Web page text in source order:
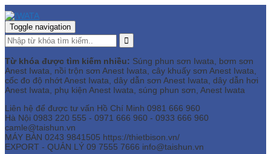
Toggle navigation
Từ khóa được tìm kiếm nhiều: Súng phun sơn Iwata, bơm sơn
Anest Iwata, nồi trộn sơn Anest Iwata, cây khuấy sơn Anest Iwata,
cốc đo độ nhớt Anest Iwata, dây dẫn sơn Anest Iwata, dây dẫn hơi
Anest Iwata, phụ kiện Anest Iwata, súng phun sơn, Anest Iwata
Liên hệ để được tư vấn Hồ Chí Minh 0981 666 960
Hà Nội 0983 220 555 - 0971 666 960 - 0933 666 960
camle@taishun.vn
MÁY BÀN 0243 9841505 https://thietbison.vn/
EXPORT - QUẢN LÝ 09 7555 7666 info@taishun.vn